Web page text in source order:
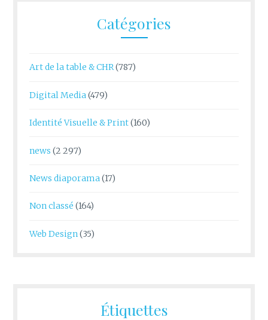
Catégories
Art de la table & CHR(787)
Digital Media(479)
Identité Visuelle & Print(160)
news (2 297)
News diaporama(17)
Non classé (164)
Web Design(35)
Étiquettes